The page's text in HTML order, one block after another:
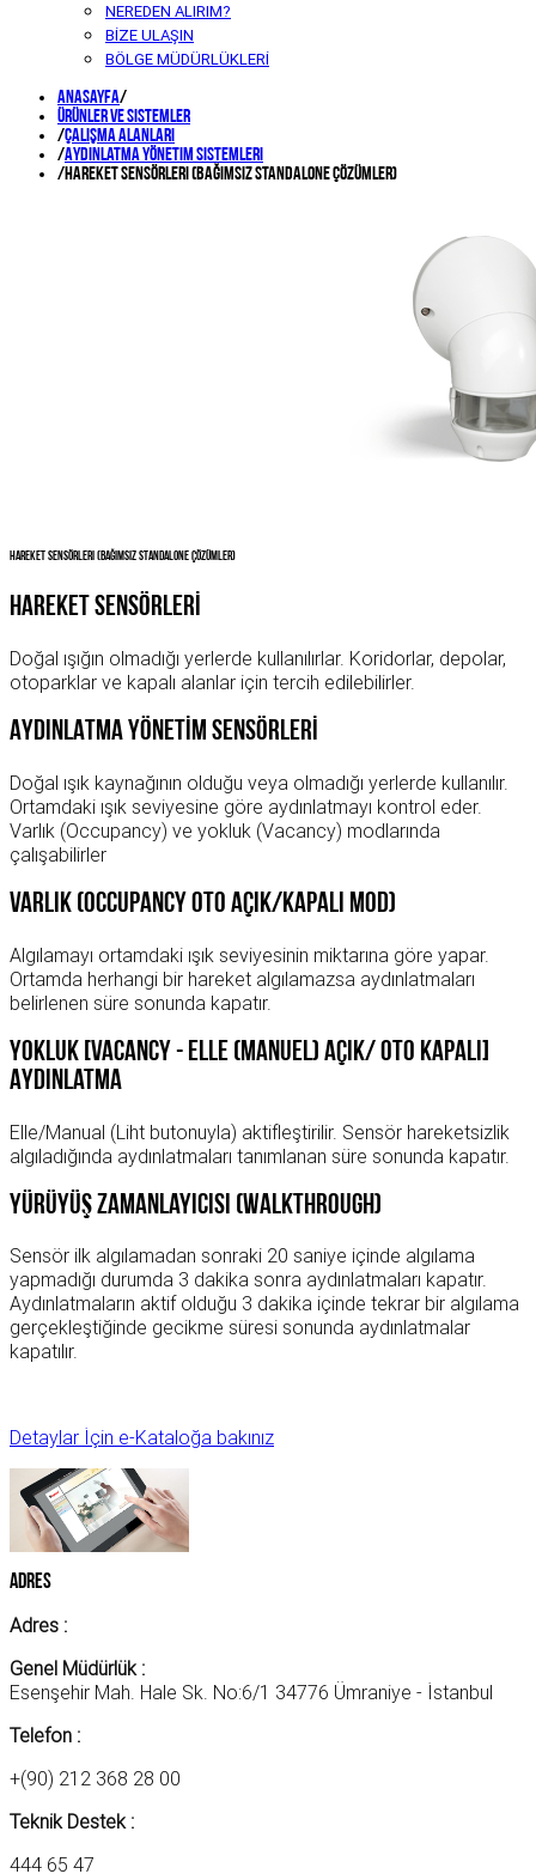
NEREDEN ALIRIM?
BİZE ULAŞIN
BÖLGE MÜDÜRLÜKLERİ
Anasayfa/
Ürünler ve Sistemler
/ÇALIŞMA ALANLARI
/Aydınlatma Yönetim Sistemleri
/Hareket Sensörleri (Bağımsız Standalone Çözümler)
Hareket Sensörleri (Bağımsız Standalone Çözümler)
HAREKET SENSÖRLERİ
Doğal ışığın olmadığı yerlerde kullanılırlar. Koridorlar, depolar,
otoparklar ve kapalı alanlar için tercih edilebilirler.
AYDINLATMA YÖNETİM SENSÖRLERİ
Doğal ışık kaynağının olduğu veya olmadığı yerlerde kullanılır.
Ortamdaki ışık seviyesine göre aydınlatmayı kontrol eder.
Varlık (Occupancy) ve yokluk (Vacancy) modlarında
çalışabilirler
Varlık (Occupancy Oto Açık/Kapalı Mod)
Algılamayı ortamdaki ışık seviyesinin miktarına göre yapar.
Ortamda herhangi bir hareket algılamazsa aydınlatmaları
belirlenen süre sonunda kapatır.
Yokluk [Vacancy - Elle (Manuel) Açık/ Oto Kapalı]
Aydınlatma
Elle/Manual (Liht butonuyla) aktifleştirilir. Sensör hareketsizlik
algıladığında aydınlatmaları tanımlanan süre sonunda kapatır.
Yürüyüş Zamanlayıcısı (Walkthrough)
Sensör ilk algılamadan sonraki 20 saniye içinde algılama
yapmadığı durumda 3 dakika sonra aydınlatmaları kapatır.
Aydınlatmaların aktif olduğu 3 dakika içinde tekrar bir algılama
gerçekleştiğinde gecikme süresi sonunda aydınlatmalar
kapatılır.
Detaylar İçin e-Kataloğa bakınız
Adres
Adres :
Genel Müdürlük :
Esenşehir Mah. Hale Sk. No:6/1 34776 Ümraniye - İstanbul
Telefon :
+(90) 212 368 28 00
Teknik Destek :
444 65 47